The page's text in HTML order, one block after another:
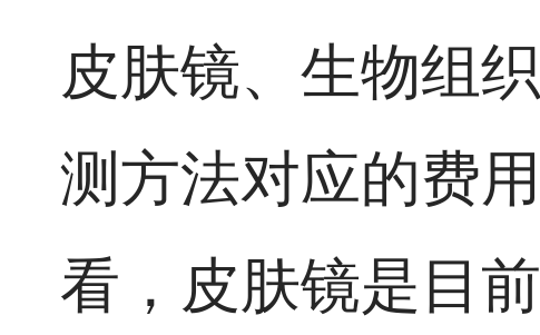
皮肤镜、生物组
测方法对应的费
看，皮肤镜是目